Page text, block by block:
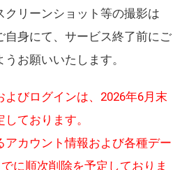
クリーンショット等の撮影は
自身にて、サービス終了前にご
お願いいたします。
びログインは、2026年6月末
ております。
アカウント情報および各種デー
に順次削除を予定しておりま